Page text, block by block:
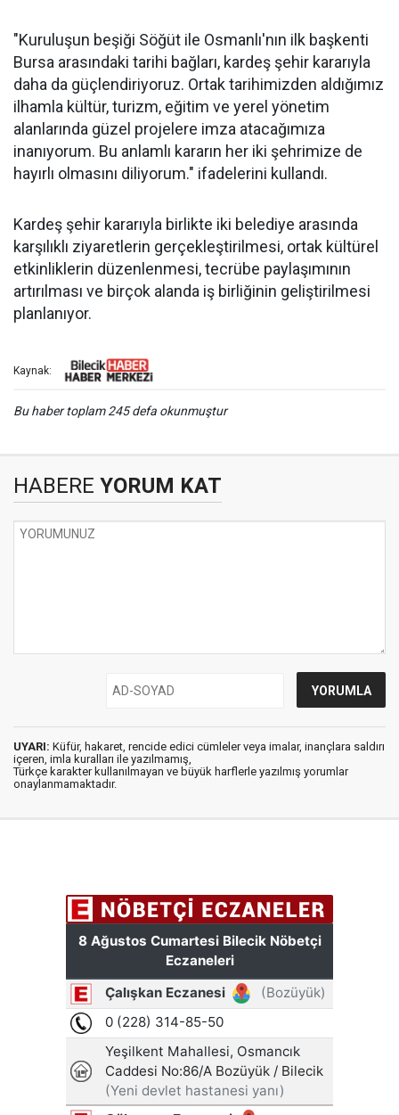
"Kuruluşun beşiği Söğüt ile Osmanlı'nın ilk başkenti
Bursa arasındaki tarihi bağları, kardeş şehir kararıyla
daha da güçlendiriyoruz. Ortak tarihimizden aldığımız
ilhamla kültür, turizm, eğitim ve yerel yönetim
alanlarında güzel projelere imza atacağımıza
inanıyorum. Bu anlamlı kararın her iki şehrimize de
hayırlı olmasını diliyorum." ifadelerini kullandı.
Kardeş şehir kararıyla birlikte iki belediye arasında
karşılıklı ziyaretlerin gerçekleştirilmesi, ortak kültürel
etkinliklerin düzenlenmesi, tecrübe paylaşımının
artırılması ve birçok alanda iş birliğinin geliştirilmesi
planlanıyor.
Kaynak:
Bu haber toplam 245 defa okunmuştur
HABERE YORUM KAT
UYARI: Küfür, hakaret, rencide edici cümleler veya imalar, inançlara saldırı
içeren, imla kuralları ile yazılmamış,
Türkçe karakter kullanılmayan ve büyük harflerle yazılmış yorumlar
onaylanmamaktadır.